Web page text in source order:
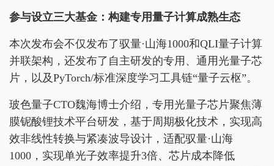
参与设立三大基金：构建专用量子计算成熟生态
本次发布会不仅发布了驭量·山海1000和QLI量子计算
并联架构，还发布了自主研发的专用、通用光量子芯
片，以及PyTorch/标准深度学习工具链“量子云枢”。
玻色量子CTO魏海博士介绍，专用光量子芯片聚焦薄
膜铌酸锂技术平台研发，基于周期极化技术，实现高
效非线性转换与紧凑波导设计，适配驭量·山海
1000，实现单光子效率提升3倍、芯片成本降低